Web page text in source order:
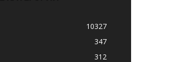
10327
347
312